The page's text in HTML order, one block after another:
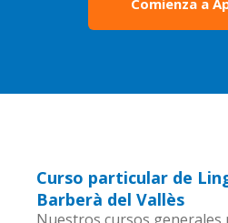
Comienza a
Curso particular de
Barberà del Vallès